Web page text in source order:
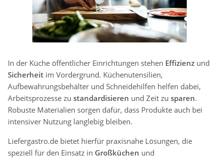
In der Küche öffentlicher Einrichtungen stehen Effizienz und
Sicherheit im Vordergrund. Küchenutensilien,
Aufbewahrungsbehälter und Schneidehilfen helfen dabei,
Arbeitsprozesse zu standardisieren und Zeit zu sparen.
Robuste Materialien sorgen dafür, dass Produkte auch bei
intensiver Nutzung langlebig bleiben.
Liefergastro.de bietet hierfür praxisnahe Lösungen, die
speziell für den Einsatz in Großküchen und